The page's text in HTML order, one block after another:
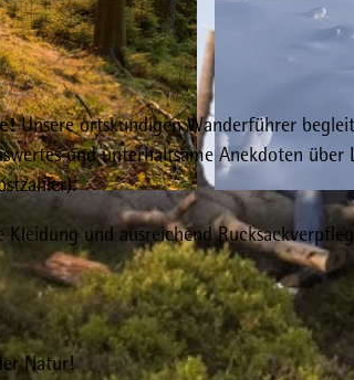
© Kurbetrieb Willingen , Uwe
Unsere ortskundigen Wanderführer
und unterhaltsame Anekdoten über
und ausreichend
Natur!